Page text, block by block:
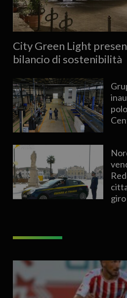
City Green Light
bilancio di sostenibilità
giro